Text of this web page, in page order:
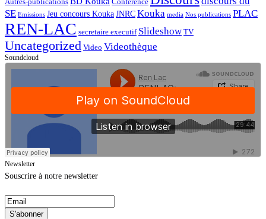
SE Emissions Jeu concours KoukaJNRCKouka media Nos publications PLAC
REN-LAC secretaire executif Slideshow TV
Uncategorized Video Videothèque
Soundcloud
Newsletter
Souscrire à notre newsletter